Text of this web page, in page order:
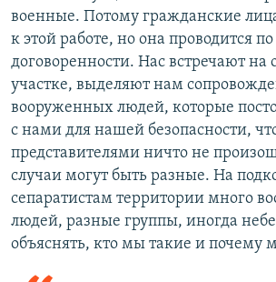
военные. Потому гражданские
к этой работе, но она проводится
договоренности. Нас встречают на
участке, выделяют нам
вооруженных людей, которые
с нами для нашей безопасности,
представителями ничто не
случаи могут быть разные. На
сепаратистам территории много
людей, разные группы, иногда
объяснять, кто мы такие и почему